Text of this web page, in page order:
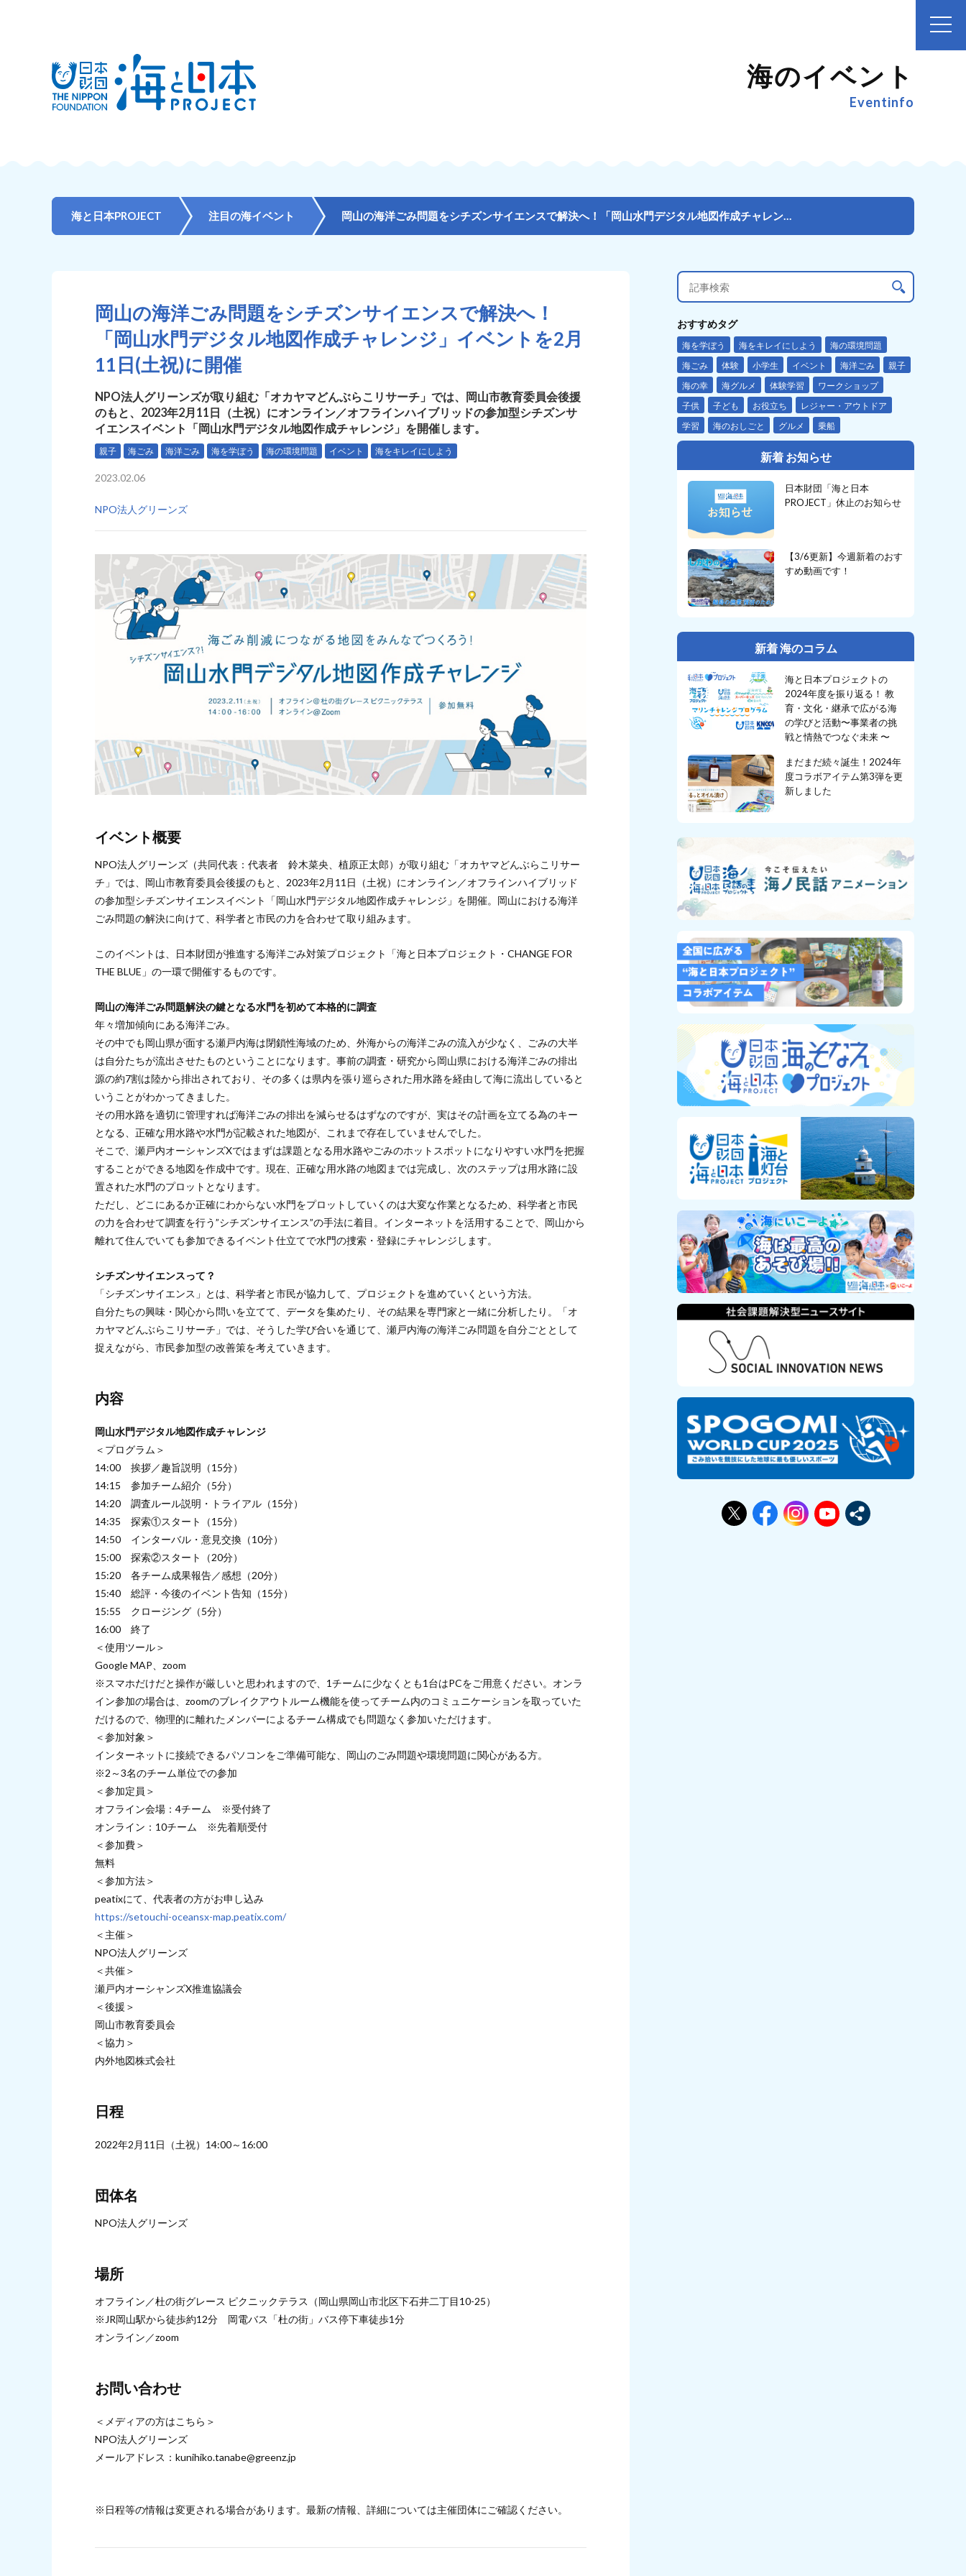
海のイベント
Eventinfo
海と日本PROJECT 注目の海イベント 岡山の海洋ごみ問題をシチズンサイエンスで解決へ！「岡山水門デジタル地図作成チャレンジ」イベントを2月...
岡山の海洋ごみ問題をシチズンサイエンスで解決へ！
「岡山水門デジタル地図作成チャレンジ」イベントを2月
11日(土祝)に開催
NPO法人グリーンズが取り組む「オカヤマどんぶらこリサーチ」では、岡山市教育委員会後援
のもと、2023年2月11日（土祝）にオンライン／オフラインハイブリッドの参加型シチズンサ
イエンスイベント「岡山水門デジタル地図作成チャレンジ」を開催します。
親子 海ごみ 海洋ごみ 海を学ぼう 海の環境問題 イベント 海をキレイにしよう
2023.02.06
NPO法人グリーンズ
イベント概要
NPO法人グリーンズ（共同代表：代表者 鈴木菜央、植原正太郎）が取り組む「オカヤマどんぶらこリサー
チ」では、岡山市教育委員会後援のもと、2023年2月11日（土祝）にオンライン／オフラインハイブリッド
の参加型シチズンサイエンスイベント「岡山水門デジタル地図作成チャレンジ」を開催。岡山における海洋
ごみ問題の解決に向けて、科学者と市民の力を合わせて取り組みます。
このイベントは、日本財団が推進する海洋ごみ対策プロジェクト「海と日本プロジェクト・CHANGE FOR
THE BLUE」の一環で開催するものです。
岡山の海洋ごみ問題解決の鍵となる水門を初めて本格的に調査
年々増加傾向にある海洋ごみ。
その中でも岡山県が面する瀬戸内海は閉鎖性海域のため、外海からの海洋ごみの流入が少なく、ごみの大半
は自分たちが流出させたものということになります。事前の調査・研究から岡山県における海洋ごみの排出
源の約7割は陸から排出されており、その多くは県内を張り巡らされた用水路を経由して海に流出していると
いうことがわかってきました。
その用水路を適切に管理すれば海洋ごみの排出を減らせるはずなのですが、実はその計画を立てる為のキー
となる、正確な用水路や水門が記載された地図が、これまで存在していませんでした。
そこで、瀬戸内オーシャンズXではまずは課題となる用水路やごみのホットスポットになりやすい水門を把握
することができる地図を作成中です。現在、正確な用水路の地図までは完成し、次のステップは用水路に設
置された水門のプロットとなります。
ただし、どこにあるか正確にわからない水門をプロットしていくのは大変な作業となるため、科学者と市民
の力を合わせて調査を行う”シチズンサイエンス”の手法に着目。インターネットを活用することで、岡山から
離れて住んでいても参加できるイベント仕立てで水門の捜索・登録にチャレンジします。
シチズンサイエンスって？
「シチズンサイエンス」とは、科学者と市民が協力して、プロジェクトを進めていくという方法。
自分たちの興味・関心から問いを立てて、データを集めたり、その結果を専門家と一緒に分析したり。「オ
カヤマどんぶらこリサーチ」では、そうした学び合いを通じて、瀬戸内海の海洋ごみ問題を自分ごととして
捉えながら、市民参加型の改善策を考えていきます。
内容
岡山水門デジタル地図作成チャレンジ
＜プログラム＞
14:00 挨拶／趣旨説明（15分）
14:15 参加チーム紹介（5分）
14:20 調査ルール説明・トライアル（15分）
14:35 探索①スタート（15分）
14:50 インターバル・意見交換（10分）
15:00 探索②スタート（20分）
15:20 各チーム成果報告／感想（20分）
15:40 総評・今後のイベント告知（15分）
15:55 クロージング（5分）
16:00 終了
＜使用ツール＞
Google MAP、zoom
※スマホだけだと操作が厳しいと思われますので、1チームに少なくとも1台はPCをご用意ください。オンラ
イン参加の場合は、zoomのブレイクアウトルーム機能を使ってチーム内のコミュニケーションを取っていた
だけるので、物理的に離れたメンバーによるチーム構成でも問題なく参加いただけます。
＜参加対象＞
インターネットに接続できるパソコンをご準備可能な、岡山のごみ問題や環境問題に関心がある方。
※2～3名のチーム単位での参加
＜参加定員＞
オフライン会場：4チーム ※受付終了
オンライン：10チーム ※先着順受付
＜参加費＞
無料
＜参加方法＞
peatixにて、代表者の方がお申し込み
https://setouchi-oceansx-map.peatix.com/
＜主催＞
NPO法人グリーンズ
＜共催＞
瀬戸内オーシャンズX推進協議会
＜後援＞
岡山市教育委員会
＜協力＞
内外地図株式会社
日程
2022年2月11日（土祝）14:00～16:00
団体名
NPO法人グリーンズ
場所
オフライン／杜の街グレース ピクニックテラス（岡山県岡山市北区下石井二丁目10-25）
※JR岡山駅から徒歩約12分 岡電バス「杜の街」バス停下車徒歩1分
オンライン／zoom
お問い合わせ
＜メディアの方はこちら＞
NPO法人グリーンズ
メールアドレス：kunihiko.tanabe@greenz.jp
※日程等の情報は変更される場合があります。最新の情報、詳細については主催団体にご確認ください。
おすすめタグ
海を学ぼう 海をキレイにしよう
海の環境問題
海ごみ
体験 小学生 イベント 海洋ごみ
親子
海の幸
海グルメ 体験学習
ワークショップ
子供
子ども お役立ち
レジャー・アウトドア
学習
海のおしごと グルメ 乗船
新着 お知らせ
日本財団「海と日本
PROJECT」休止のお知らせ
【3/6更新】今週新着のおす
すめ動画です！
新着 海のコラム
海と日本プロジェクトの
2024年度を振り返る！ 教
育・文化・継承で広がる海
の学びと活動〜事業者の挑
戦と情熱でつなぐ未来 〜
まだまだ続々誕生！2024年
度コラボアイテム第3弾を更
新しました